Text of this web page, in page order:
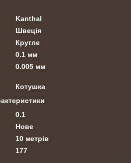
Kanthal
Швеція
Кругле
0.1 мм
0.005 мм
Котушка
0.1
Нове
10 метрів
177